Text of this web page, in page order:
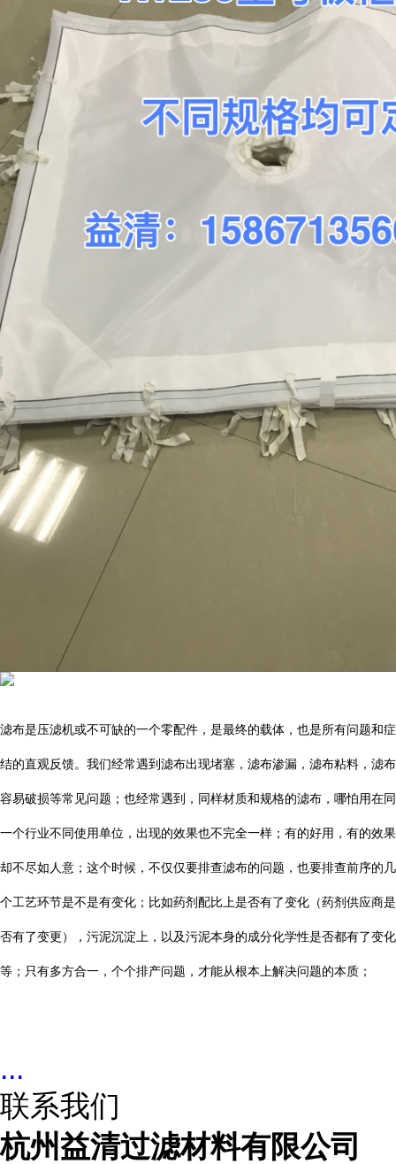
滤布是压滤机或不可缺的一个零配件，是最终的载体，也是所有问题和症
结的直观反馈。我们经常遇到滤布出现堵塞，滤布渗漏，滤布粘料，滤布
容易破损等常见问题；也经常遇到，同样材质和规格的滤布，哪怕用在同
一个行业不同使用单位，出现的效果也不完全一样；有的好用，有的效果
却不尽如人意；这个时候，不仅仅要排查滤布的问题，也要排查前序的几
个工艺环节是不是有变化；比如药剂配比上是否有了变化（药剂供应商是
否有了变更），污泥沉淀上，以及污泥本身的成分化学性是否都有了变化
等；只有多方合一，个个排产问题，才能从根本上解决问题的本质；
...
联系我们
杭州益清过滤材料有限公司